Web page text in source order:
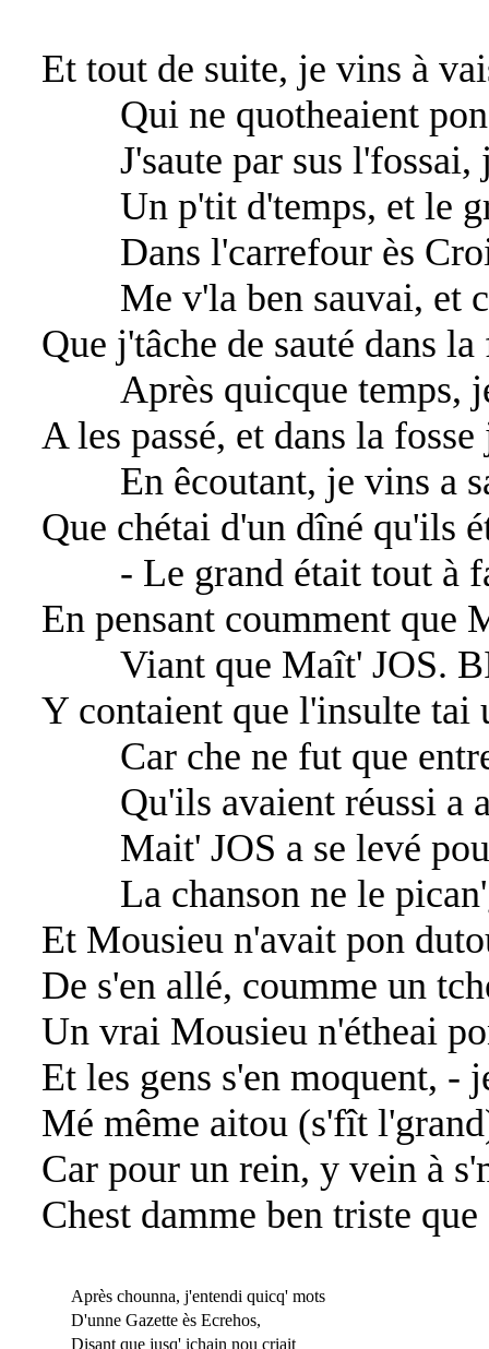
Et tout de suite, je vins à
Qui ne quotheaient pon
J'saute par sus l'fossai,
Un p'tit d'temps, et le
Dans l'carrefour ès
Me v'la ben sauvai, et
Que j'tâche de sauté dans la
Après quicque temps,
A les passé, et dans la
En êcoutant, je vins a
Que chétai d'un dîné qu'ils
- Le grand était tout à
En pensant coumment que
Viant que Maît' JOS.
Y contaient que l'insulte tai
Car che ne fut que
Qu'ils avaient réussi a
Mait' JOS a se levé
La chanson ne le
Et Mousieu n'avait pon
De s'en allé, coumme un
Un vrai Mousieu n'étheai
Et les gens s'en moquent, -
Mé même aitou (s'fît
Car pour un rein, y vein à
Chest damme ben triste
Après chounna, j'entendi quicq' mots
D'unne Gazette ès Ecrehos,
Disant que jusq' ichain nou criait